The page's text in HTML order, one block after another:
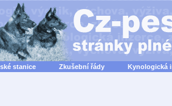
stanice Zkušební řády Kynologická